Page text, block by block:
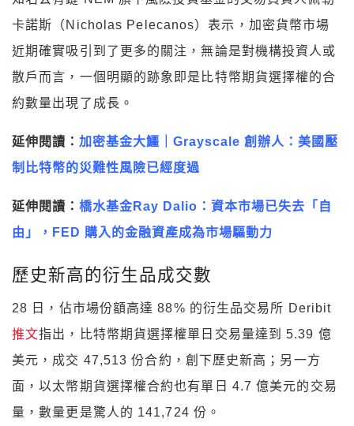
卡諾斯（Nicholas Pelecanos）表示，加密貨幣市場
近期確實吸引到了更多的關注，無論是對機構投資人或
散戶而言，一個明顯的跡象即是比特幣期貨選擇權的合
約數量出現了成長。
延伸閱讀： 加密基金大鱷｜Grayscale 創辦人：美國壓
制比特幣的災難性風險已經度過
延伸閱讀： 橋水基金Ray Dalio：資本市場已失去「自
由」，FED 購入的金融資產成為市場驅動力
歷史新高的衍生品成交數
28 日，佔市場份額高達 88% 的衍生品交易所 Deribit
推文指出，比特幣期貨選擇權單日交易量達到 5.39 億
美元，成交 47,513 份合約，創下歷史新高；另一方
面，以太幣期貨選擇權合約也有單日 4.7 億美元的交易
量，數量更是驚人的 141,724 份。